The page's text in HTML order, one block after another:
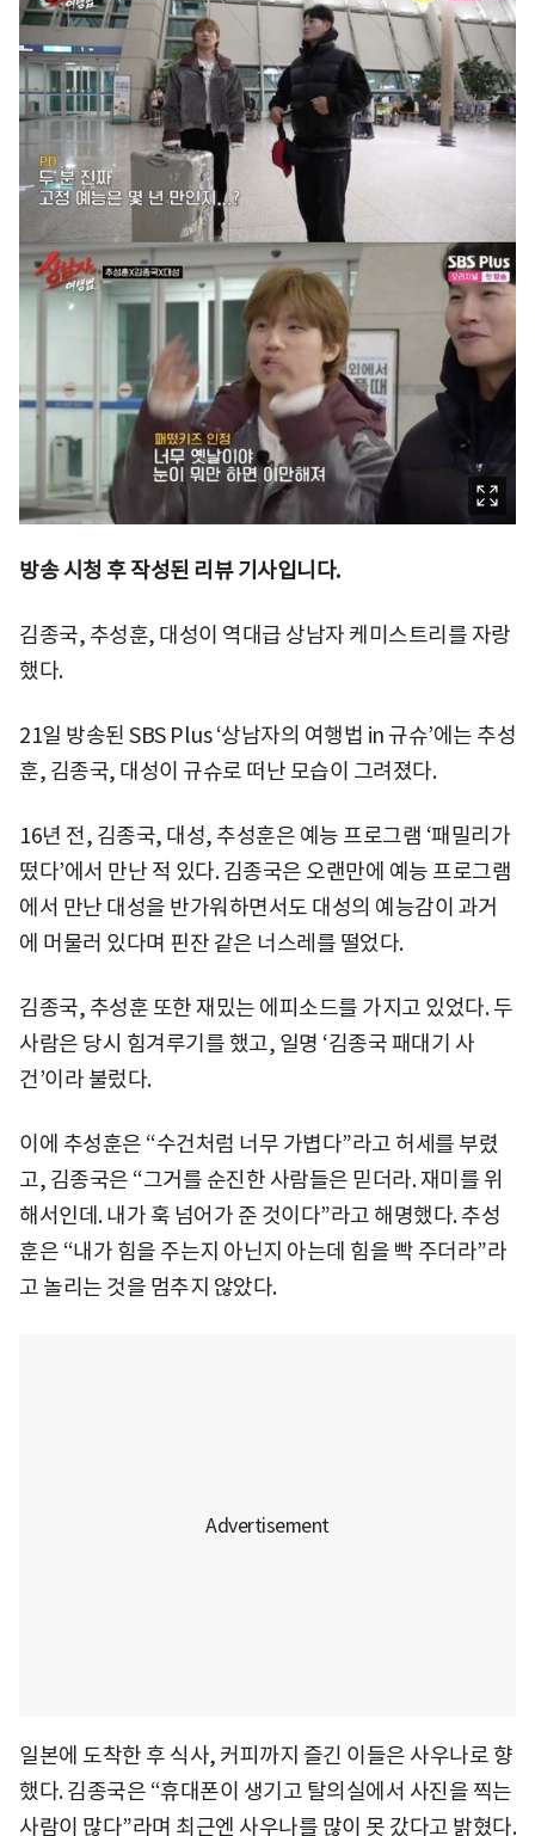
방송 시청 후 작성된 리뷰 기사입니다.
김종국, 추성훈, 대성이 역대급 상남자 케미스트리를 자랑
했다.
21일 방송된 SBS Plus ‘상남자의 여행법 in 규슈’에는 추성
훈, 김종국, 대성이 규슈로 떠난 모습이 그려졌다.
16년 전, 김종국, 대성, 추성훈은 예능 프로그램 ‘패밀리가
떴다’에서 만난 적 있다. 김종국은 오랜만에 예능 프로그램
에서 만난 대성을 반가워하면서도 대성의 예능감이 과거
에 머물러 있다며 핀잔 같은 너스레를 떨었다.
김종국, 추성훈 또한 재밌는 에피소드를 가지고 있었다. 두
사람은 당시 힘겨루기를 했고, 일명 ‘김종국 패대기 사
건’이라 불렀다.
이에 추성훈은 “수건처럼 너무 가볍다”라고 허세를 부렸
고, 김종국은 “그거를 순진한 사람들은 믿더라. 재미를 위
해서인데. 내가 훅 넘어가 준 것이다”라고 해명했다. 추성
훈은 “내가 힘을 주는지 아닌지 아는데 힘을 빡 주더라”라
고 놀리는 것을 멈추지 않았다.
일본에 도착한 후 식사, 커피까지 즐긴 이들은 사우나로 향
했다. 김종국은 “휴대폰이 생기고 탈의실에서 사진을 찍는
사람이 많다”라며 최근엔 사우나를 많이 못 갔다고 밝혔다.